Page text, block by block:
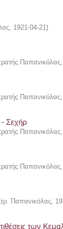
, 1921-04-21)
Παπανικόλας,
Παπανικόλας,
- Σεχήρ
Παπανικόλας,
Παπανικόλας,
Παπανικόλας,
των